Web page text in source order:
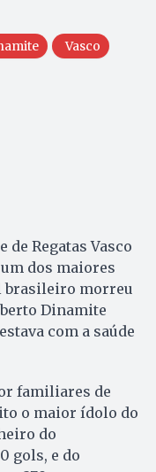
Vasco
de Regatas Vasco
dos maiores
brasileiro morreu
Dinamite
com a saúde
familiares de
o maior ídolo do
do
gols, e do